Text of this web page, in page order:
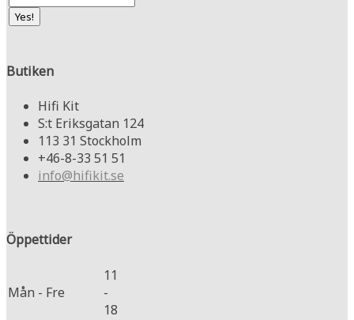
Butiken
Hifi Kit
S:t Eriksgatan 124
113 31 Stockholm
+46-8-33 51 51
info@hifikit.se
Öppettider
Mån - Fre
11
-
18